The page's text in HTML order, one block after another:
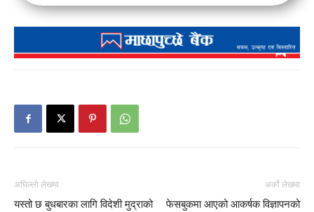
अघिल्लो लेखमा
यस्तो छ बुधबारका लागि विदेशी मुद्राको
अर्को लेखमा
फेसबुकमा आएको आकर्षक विज्ञापनको